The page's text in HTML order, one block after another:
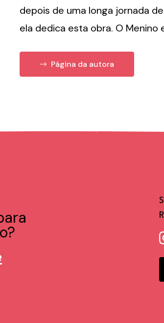
depois de uma longa jornada
ela dedica esta obra. O Menino
Página da autora